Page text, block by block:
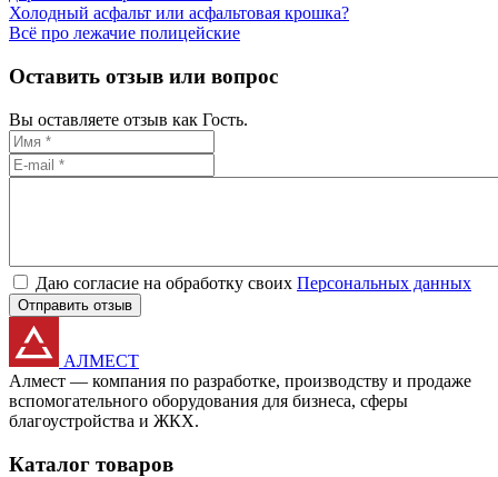
Холодный асфальт или асфальтовая крошка?
Всё про лежачие полицейские
Оставить отзыв или вопрос
Вы оставляете отзыв как Гость.
Даю согласие на обработку своих Персональных данных
Отправить отзыв
АЛМЕСТ
Алмест — компания по разработке, производству и продаже
вспомогательного оборудования для бизнеса, сферы
благоустройства и ЖКХ.
Каталог товаров